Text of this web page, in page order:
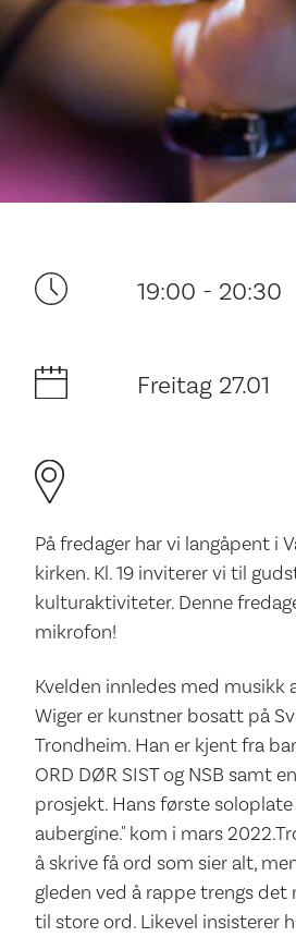
Ditt besøk
Musikk
Historie og arkitektur
19:00 - 20:30
Freitag 27.01
På fredager har vi langåpent i
kirken. Kl. 19 inviterer vi til
kulturaktiviteter. Denne
mikrofon!
Kvelden innledes med musikk
Wiger er kunstner bosatt på
Trondheim. Han er kjent fra
ORD DØR SIST og NSB samt
prosjekt. Hans første
aubergine." kom i mars
å skrive få ord som sier alt,
gleden ved å rappe trengs det
til store ord. Likevel insisterer